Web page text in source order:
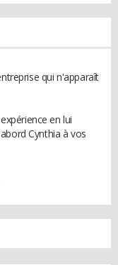
qui n'apparaît
en lui
Cynthia à vos